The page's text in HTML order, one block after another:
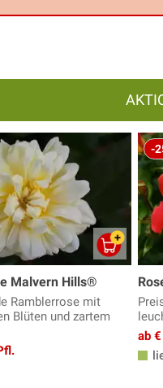
Malvern Hills®
Ramblerrose mit
Blüten und zartem
-
ab